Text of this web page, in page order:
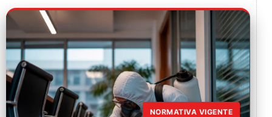
NORMATIVA VIGENTE